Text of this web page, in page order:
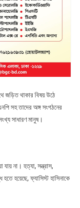
জড়িত থাকার বিষয় উঠে
সহ তাদের অঙ্গ সংগঠনের
সাধারণ মানুষ।
না। হত্যা, সন্ত্রাস,
হতে হয়েছে, ফ্যাসিস্ট হাসিনাকে